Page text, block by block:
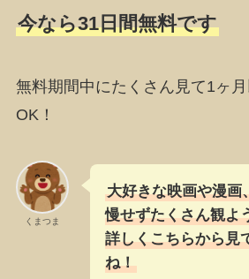
今なら31日間無料です
無料期間中にたくさん見て1ヶ
OK！
くまつま
大好きな映画や漫画
慢せずたくさん観よ
詳しくこちらから見
ね！